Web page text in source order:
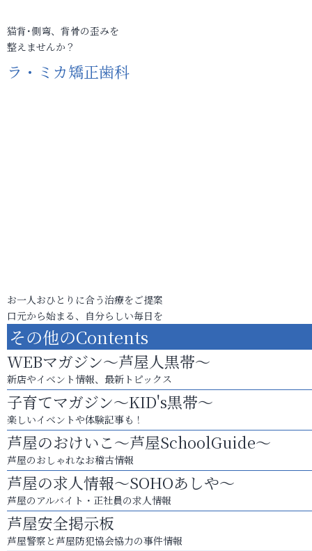
猫背･側弯、背骨の歪みを
整えませんか？
ラ・ミカ矯正歯科
お一人おひとりに合う治療をご提案
口元から始まる、自分らしい毎日を
その他のContents
WEBマガジン～芦屋人黒帯～
新店やイベント情報、最新トピックス
子育てマガジン～KID's黒帯～
楽しいイベントや体験記事も！
芦屋のおけいこ～芦屋SchoolGuide～
芦屋のおしゃれなお稽古情報
芦屋の求人情報～SOHOあしや～
芦屋のアルバイト・正社員の求人情報
芦屋安全掲示板
芦屋警察と芦屋防犯協会協力の事件情報